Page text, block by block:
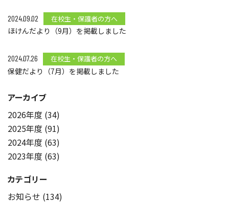
2024.09.02 在校生・保護者の方へ
ほけんだより（9月）を掲載しました
2024.07.26 在校生・保護者の方へ
保健だより（7月）を掲載しました
アーカイブ
2026年度 (34)
2025年度 (91)
2024年度 (63)
2023年度 (63)
カテゴリー
お知らせ (134)